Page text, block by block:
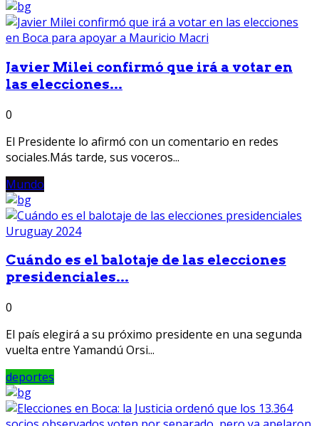
Javier Milei confirmó que irá a votar en
las elecciones...
0
El Presidente lo afirmó con un comentario en redes
sociales.Más tarde, sus voceros...
Mundo
Cuándo es el balotaje de las elecciones
presidenciales...
0
El país elegirá a su próximo presidente en una segunda
vuelta entre Yamandú Orsi...
deportes